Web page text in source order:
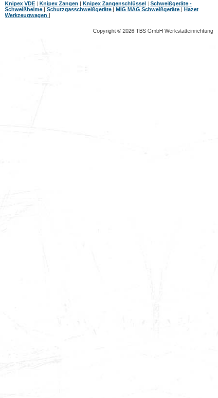
Knipex VDE | Knipex Zangen | Knipex Zangenschlüssel | Schweißgeräte -
Schweißhelme | Schutzgasschweißgeräte | MIG MAG Schweißgeräte | Hazet
Werkzeugwagen |
Copyright © 2026 TBS GmbH Werkstatteinrichtung